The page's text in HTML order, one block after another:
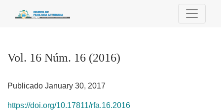
Vol. 16 Núm. 16 (2016): Revista de Filoloxía Asturiana
Vol. 16 Núm. 16 (2016)
Publicado January 30, 2017
https://doi.org/10.17811/rfa.16.2016